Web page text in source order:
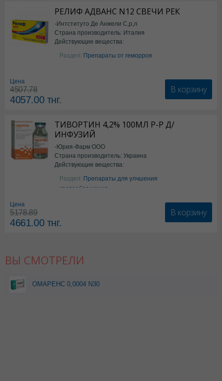
РЕЛИФ АДВАНС N12 СВЕЧИ РЕК
-Интституто Де Анжели С,р,л
Страна производитель: Италия
Действующие вещества:
Бензокаин
Раздел: Препараты от геморроя
Цена
4507.78
4057.00тнг.
В корзину
ТИВОРТИН 4,2% 100МЛ Р-Р Д/
ИНФУЗИЙ
-Юрия-Фарм ООО
Страна производитель: Украина
Действующие вещества:
Аргинин
Раздел: Препараты для улчшения
кровообращения
Цена
5178.89
4661.00тнг.
В корзину
ВЫ СМОТРЕЛИ
ОМАРЕНС 0,0004 N30